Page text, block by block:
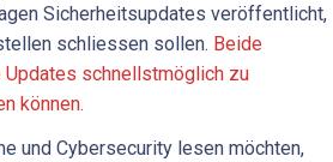
Sicherheitsupdates veröffentlicht,
schliessen sollen. Beide
schnellstmöglich zu
können.
und Cybersecurity lesen möchten,